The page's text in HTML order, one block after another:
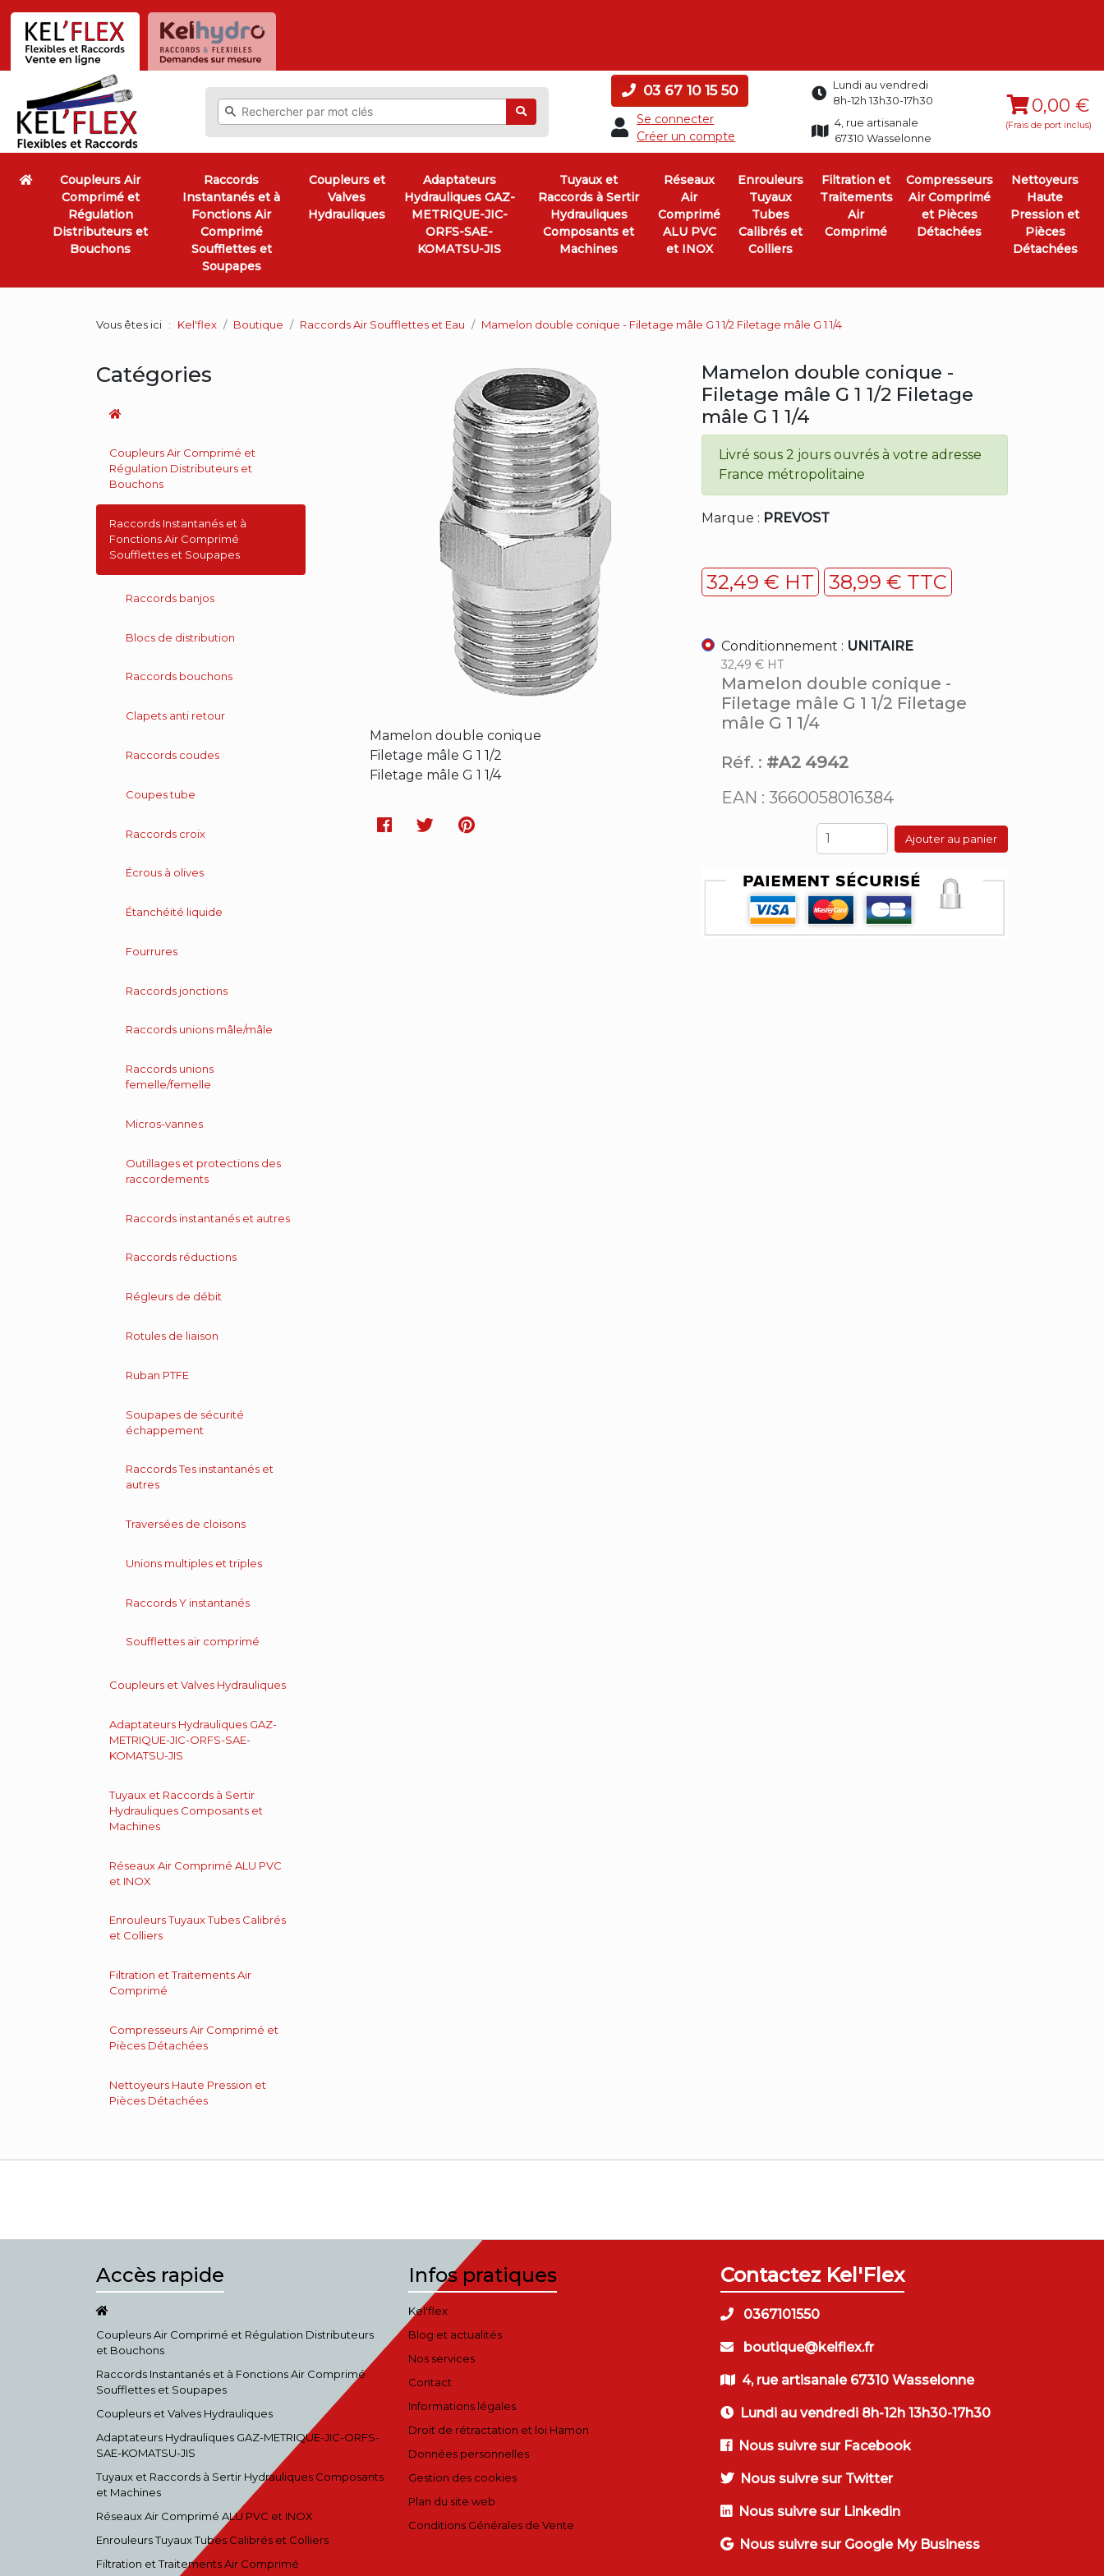
Ok
03 67 10 15 50
Se connecter
Créer un compte
Lundi au vendredi
8h-12h 13h30-17h30
4, rue artisanale
67310 Wasselonne
0,00 €
(Frais de port inclus)
Coupleurs Air
Comprimé et
Régulation
Distributeurs et
Bouchons
Raccords
Instantanés et à
Fonctions Air
Comprimé
Soufflettes et
Soupapes
Coupleurs et
Valves
Hydrauliques
Adaptateurs
Hydrauliques GAZ-
METRIQUE-JIC-
ORFS-SAE-
KOMATSU-JIS
Tuyaux et
Raccords à Sertir
Hydrauliques
Composants et
Machines
Réseaux
Air
Comprimé
ALU PVC
et INOX
Enrouleurs
Tuyaux
Tubes
Calibrés et
Colliers
Filtration et
Traitements
Air
Comprimé
Compresseurs
Air Comprimé
et Pièces
Détachées
Nettoyeurs
Haute
Pression et
Pièces
Détachées
Vous êtes ici Kel'flex Boutique Raccords Air Soufflettes et Eau Mamelon double conique - Filetage mâle G 1 1/2 Filetage mâle G 1 1/4
Mamelon double conique
Filetage mâle G 1 1/2
Filetage mâle G 1 1/4
Facebook
TwitterPinterest
Mamelon double conique -
Filetage mâle G 1 1/2 Filetage
mâle G 1 1/4
Livré sous 2 jours ouvrés à votre adresse
France métropolitaine
Marque : PREVOST
32,49 € HT 38,99 € TTC
Conditionnement : UNITAIRE
32,49 € HT
Mamelon double conique -
Filetage mâle G 1 1/2 Filetage
mâle G 1 1/4
Réf. : #A2 4942
EAN : 3660058016384
Ajouter au panier
Catégories
Coupleurs Air Comprimé et
Régulation Distributeurs et
Bouchons
Raccords Instantanés et à
Fonctions Air Comprimé
Soufflettes et Soupapes
Raccords banjos
Blocs de distribution
Raccords bouchons
Clapets anti retour
Raccords coudes
Coupes tube
Raccords croix
Écrous à olives
Étanchéité liquide
Fourrures
Raccords jonctions
Raccords unions mâle/mâle
Raccords unions
femelle/femelle
Micros-vannes
Outillages et protections des
raccordements
Raccords instantanés et autres
Raccords réductions
Régleurs de débit
Rotules de liaison
Ruban PTFE
Soupapes de sécurité
échappement
Raccords Tes instantanés et
autres
Traversées de cloisons
Unions multiples et triples
Raccords Y instantanés
Soufflettes air comprimé
Coupleurs et Valves Hydrauliques
Adaptateurs Hydrauliques GAZ-
METRIQUE-JIC-ORFS-SAE-
KOMATSU-JIS
Tuyaux et Raccords à Sertir
Hydrauliques Composants et
Machines
Réseaux Air Comprimé ALU PVC
et INOX
Enrouleurs Tuyaux Tubes Calibrés
et Colliers
Filtration et Traitements Air
Comprimé
Compresseurs Air Comprimé et
Pièces Détachées
Nettoyeurs Haute Pression et
Pièces Détachées
Accès rapide
Coupleurs Air Comprimé et Régulation Distributeurs
et Bouchons
Raccords Instantanés et à Fonctions Air Comprimé
Soufflettes et Soupapes
Coupleurs et Valves Hydrauliques
Adaptateurs Hydrauliques GAZ-METRIQUE-JIC-ORFS-
SAE-KOMATSU-JIS
Tuyaux et Raccords à Sertir Hydrauliques Composants
et Machines
Réseaux Air Comprimé ALU PVC et INOX
Enrouleurs Tuyaux Tubes Calibrés et Colliers
Filtration et Traitements Air Comprimé
Infos pratiques
Kel'flex
Blog et actualités
Nos services
Contact
Informations légales
Droit de rétractation et loi Hamon
Données personnelles
Gestion des cookies
Plan du site web
Conditions Générales de Vente
Contactez Kel'Flex
0367101550
boutique@kelflex.fr
4, rue artisanale 67310 Wasselonne
Lundi au vendredi 8h-12h 13h30-17h30
Nous suivre sur Facebook
Nous suivre sur Twitter
Nous suivre sur Linkedin
Nous suivre sur Google My Business